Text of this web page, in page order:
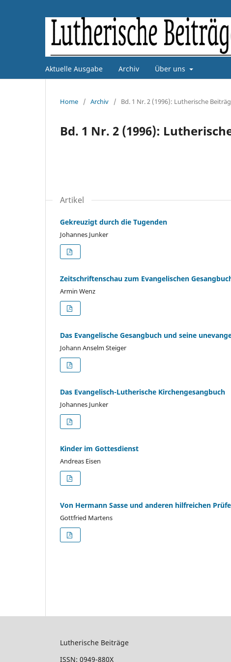
Aktuelle Ausgabe Archiv Über uns
Home / Archiv / Bd. 1 Nr. 2 (1996): Lutherische
Bd. 1 Nr. 2 (1996):
Artikel
Gekreuzigt durch die Tugenden
Johannes Junker
Zeitschriftenschau zum Evangelischen
Armin Wenz
Das Evangelische Gesangbuch und seine
Johann Anselm Steiger
Das Evangelisch-Lutherische Kirchengesangbuch
Johannes Junker
Kinder im Gottesdienst
Andreas Eisen
Von Hermann Sasse und anderen hilfreichen
Gottfried Martens
Lutherische Beiträge
ISSN: 0949-880X